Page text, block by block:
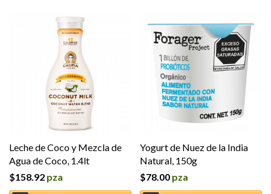
Leche de Coco y Mezcla de
Agua de Coco, 1.4lt
$158.92 pza
Yogurt de Nuez de la India
Natural, 150g
$78.00 pza